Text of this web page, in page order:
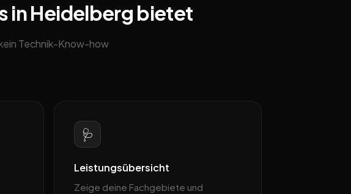
in Heidelberg bietet
Technik-Know-how
🩺
Leistungsübersicht
Zeige deine Fachgebiete und